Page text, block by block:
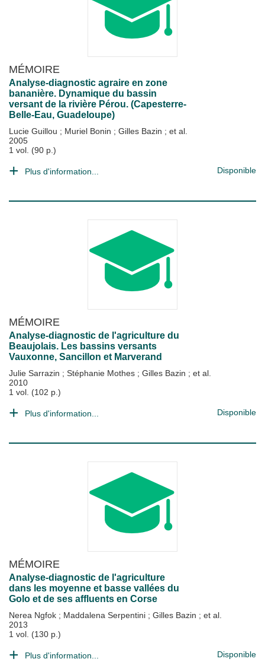
MÉMOIRE
Analyse-diagnostic agraire en zone
bananière. Dynamique du bassin
versant de la rivière Pérou. (Capesterre-
Belle-Eau, Guadeloupe)
Lucie Guillou ; Muriel Bonin ; Gilles Bazin ; et al.
2005
1 vol. (90 p.)
Plus d'information... Disponible
MÉMOIRE
Analyse-diagnostic de l'agriculture du
Beaujolais. Les bassins versants
Vauxonne, Sancillon et Marverand
Julie Sarrazin ; Stéphanie Mothes ; Gilles Bazin ; et al.
2010
1 vol. (102 p.)
Plus d'information... Disponible
MÉMOIRE
Analyse-diagnostic de l'agriculture
dans les moyenne et basse vallées du
Golo et de ses affluents en Corse
Nerea Ngfok ; Maddalena Serpentini ; Gilles Bazin ; et al.
2013
1 vol. (130 p.)
Plus d'information... Disponible